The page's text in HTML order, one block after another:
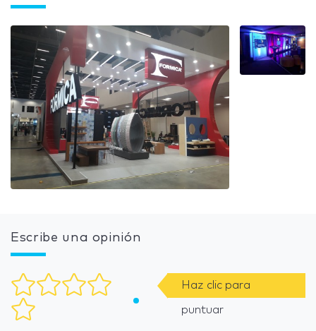
Escribe una opinión
Haz clic para
puntuar